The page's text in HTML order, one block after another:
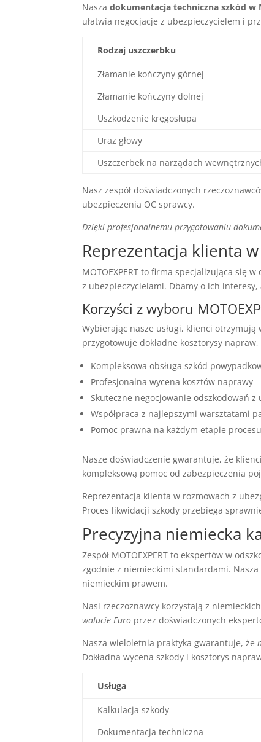
Naszadokumentacja techniczna szkód w
ułatwia negocjacje z ubezpieczycielem i
Rodzaj uszczerbku
Złamanie kończyny górnej
Złamanie kończyny dolnej
Uszkodzenie kręgosłupa
Uraz głowy
Uszczerbek na narządach
Nasz zespół doświadczonych
ubezpieczenia OC sprawcy.
Dzięki profesjonalnemu przygotowaniu
Reprezentacja klienta
MOTOEXPERT to firma specjalizująca się
z ubezpieczycielami. Dbamy o ich
Korzyści z wyboru
Wybierając nasze usługi, klienci otrzymują
przygotowuje dokładne kosztorysy
Kompleksowa obsługa szkód
Profesjonalna wycena kosztów naprawy
Skuteczne negocjowanie odszkodowań z
Współpraca z najlepszymi warsztatami
Pomoc prawna na każdym etapie
Nasze doświadczenie gwarantuje, że
kompleksową pomoc od zabezpieczenia
Reprezentacja klienta w rozmowach z
Proces likwidacji szkody przebiega
Precyzyjna niemiecka
Zespół MOTOEXPERT to ekspertów w
zgodnie z niemieckimi standardami.
niemieckim prawem.
Nasi rzeczoznawcy korzystają z
walucie Euro przez doświadczonych
Nasza wieloletnia praktyka gwarantuje, że
Dokładna wycena szkody i kosztorys
Usługa
Kalkulacja szkody
Dokumentacja techniczna